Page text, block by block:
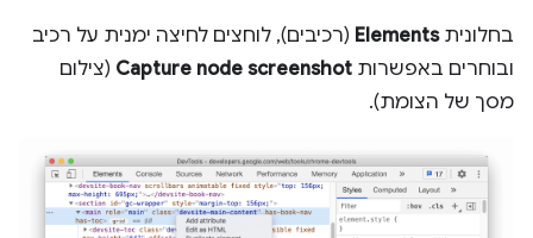
בחלוניתElements (רכיבים), לוחצים לחיצה ימנית על רכיב
ובוחרים באפשרות Capture node screenshot (צילום
מסך של הצומת).